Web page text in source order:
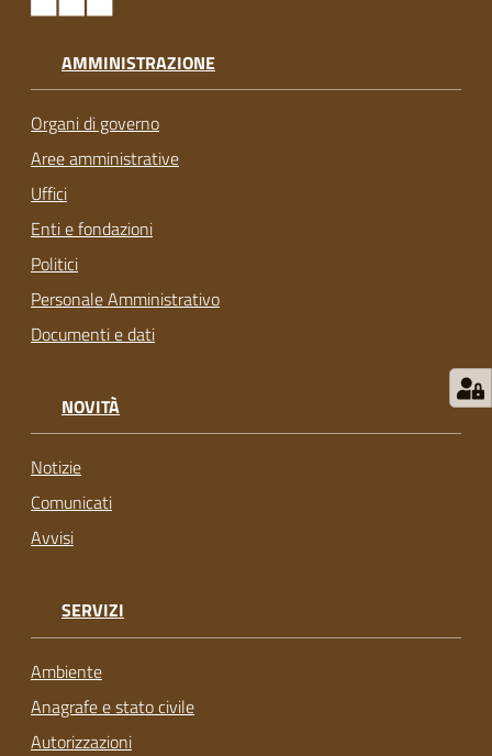
AMMINISTRAZIONE
Organi di governo
Aree amministrative
Uffici
Enti e fondazioni
Politici
Personale Amministrativo
Documenti e dati
NOVITÀ
Notizie
Comunicati
Avvisi
SERVIZI
Ambiente
Anagrafe e stato civile
Autorizzazioni